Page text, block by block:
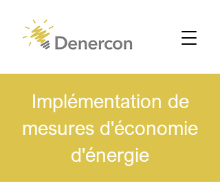
Implémentation de
mesures d'économie
d'énergie